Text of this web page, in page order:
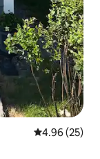
Calificación
4.96 (25)